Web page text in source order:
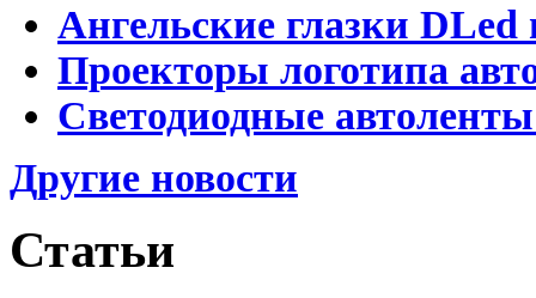
Ангельские глазки DLed
Проекторы логотипа
Светодиодные
Другие новости
Статьи